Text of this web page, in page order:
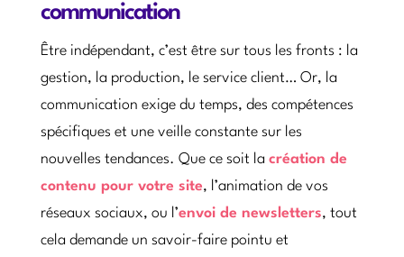
communication
Être indépendant, c’est être sur tous les fronts : la
gestion, la production, le service client… Or, la
communication exige du temps, des compétences
spécifiques et une veille constante sur les
nouvelles tendances. Que ce soit la création de
contenu pour votre site, l’animation de vos
réseaux sociaux, ou l’envoi de newsletters, tout
cela demande un savoir-faire pointu et